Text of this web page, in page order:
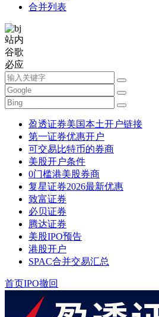
合并列表
站内
谷歌
必应
盈透证券美国本土开户链接
第一证券优惠开户
可交易比特币的券商
美股开户条件
0门槛港美股券商
复星证券2026最新优惠
致富证券
必贝证券
腾达证券
美股IPO预告
港股开户
SPAC合并交易汇总
首页IPO撤回